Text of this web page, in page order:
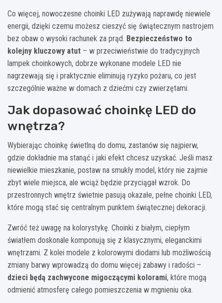
Co więcej, nowoczesne choinki LED zużywają naprawdę niewiele
energii, dzięki czemu możesz cieszyć się świątecznym nastrojem
bez obaw o wysoki rachunek za prąd. Bezpieczeństwo to
kolejny kluczowy atut – w przeciwieństwie do tradycyjnych
lampek choinkowych, dobrze wykonane modele LED nie
nagrzewają się i praktycznie eliminują ryzyko pożaru, co jest
szczególnie ważne w domach z dziećmi czy zwierzętami.
Jak dopasować choinkę LED do
wnętrza?
Wybierając choinkę świetlną do domu, zastanów się najpierw,
gdzie dokładnie ma stanąć i jaki efekt chcesz uzyskać. Jeśli masz
niewielkie mieszkanie, postaw na smukły model, który nie zajmie
zbyt wiele miejsca, ale wciąż będzie przyciągał wzrok. Do
przestronnych wnętrz świetnie pasują okazałe, pełne choinki LED,
które mogą stać się centralnym punktem świątecznej dekoracji.
Zwróć też uwagę na kolorystykę. Choinki z białym, ciepłym
światłem doskonale komponują się z klasycznymi, eleganckimi
wnętrzami. Z kolei modele z kolorowymi diodami lub możliwością
zmiany barwy wprowadzą do domu więcej zabawy i radości –
dzieci będą zachwycone migoczącymi kolorami, które mogą
odmienić atmosferę całego pomieszczenia w mgnieniu oka.